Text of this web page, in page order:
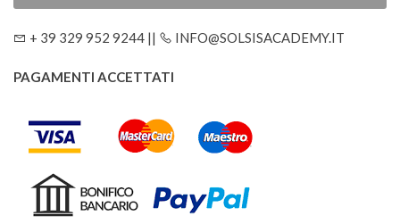
+ 39 329 952 9244 || INFO@SOLSISACADEMY.IT
PAGAMENTI ACCETTATI